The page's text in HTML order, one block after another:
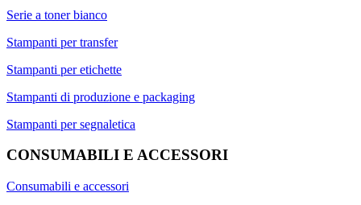
Serie a toner bianco
Stampanti per transfer
Stampanti per etichette
Stampanti di produzione e packaging
Stampanti per segnaletica
CONSUMABILI E ACCESSORI
Consumabili e accessori